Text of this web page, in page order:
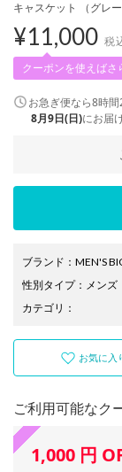
キャスケット （グレー
¥11,000 税
クーポンを使えばさ
お急ぎ便なら8時
8月9日(日)にお届
ブランド ： MEN'S
性別タイプ： メンズ
カテゴリ ：
お気に入
ご利用可能なク
1,000 円